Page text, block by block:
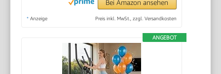
Bei Amazon ansehen
* Anzeige Preis inkl. MwSt., zzgl. Versandkosten
ANGEBOT